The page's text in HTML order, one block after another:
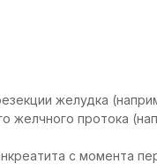
желудка
желчного протока
с момента